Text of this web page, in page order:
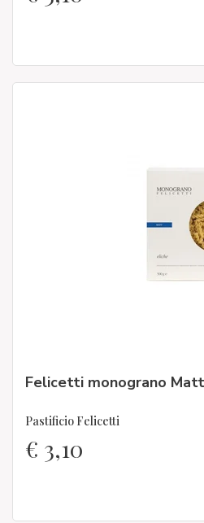
Felicetti monograno
Pastificio Felicetti
€ 3,10